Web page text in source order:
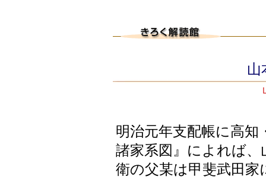
山
明治元年支配帳に高知
諸家系図』によれば
衛の父某は甲斐武田家